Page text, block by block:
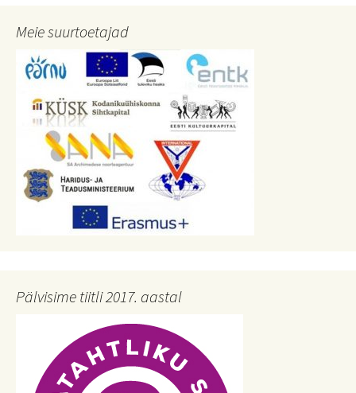
Meie suurtoetajad
Pälvisime tiitli 2017. aastal